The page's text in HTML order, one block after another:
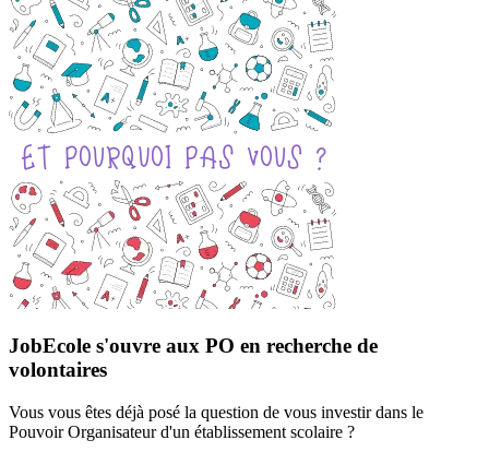
JobEcole s'ouvre aux PO en recherche de
volontaires
Vous vous êtes déjà posé la question de vous investir dans le
Pouvoir Organisateur d'un établissement scolaire ?